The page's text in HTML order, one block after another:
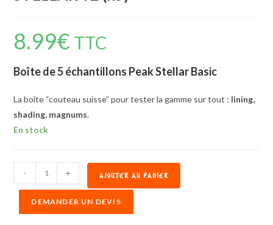
8.99€ TTC
Boîte de 5 échantillons Peak Stellar Basic
La boîte “couteau suisse” pour tester la gamme sur tout : lining,
shading, magnums.
En stock
- + AJOUTER AU PANIER
DEMANDER UN DEVIS